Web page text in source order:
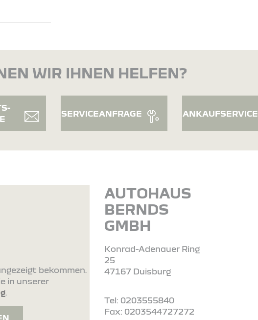
WIR IHNEN HELFEN?
SERVICEANFRAGE ANKAUFSERVICE
bekommen.
in unserer
.
AUTOHAUS
BERNDS
GMBH
Konrad-Adenauer Ring
25
47167 Duisburg
Tel: 0203555840
Fax: 0203544727272